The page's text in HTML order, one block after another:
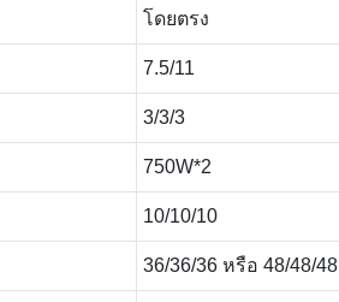
โดยตรง
7.5/11
3/3/3
750W*2
10/10/10
36/36/36 หรือ 48/48/48